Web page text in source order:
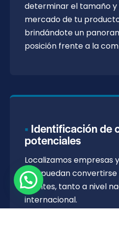
determinar el tamaño
mercado de tu
brindándote un
posición frente a la
Identificación de
potenciales
Localizamos empresas
que puedan
clientes, tanto a nivel
internacional.